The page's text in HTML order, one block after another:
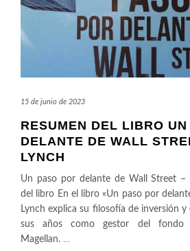
15 de junio de 2023
RESUMEN DEL LIBRO
DELANTE DE WALL
LYNCH
Un paso por delante de Wall Street –
del libro En el libro «Un paso por
Lynch explica su filosofía de inversión
sus años como gestor del fondo
Magellan. …